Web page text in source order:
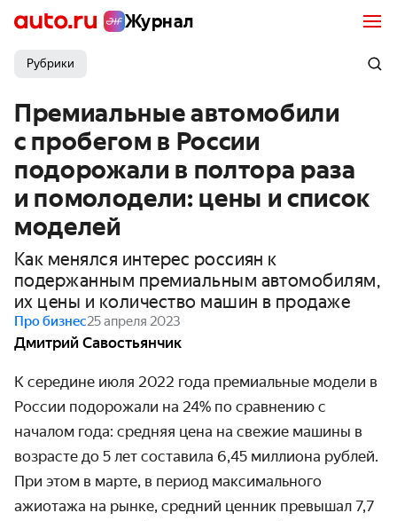
Журнал
Рубрики
Премиальные автомобили
с пробегом в России
подорожали в полтора раза
и помолодели: цены и список
моделей
Как менялся интерес россиян к
подержанным премиальным автомобилям,
их цены и количество машин в продаже
Про бизнес25 апреля 2023
Дмитрий Савостьянчик
К середине июля 2022 года премиальные модели в
России подорожали на 24% по сравнению с
началом года: средняя цена на свежие машины в
возрасте до 5 лет составила 6,45 миллиона рублей.
При этом в марте, в период максимального
ажиотажа на рынке, средний ценник превышал 7,7